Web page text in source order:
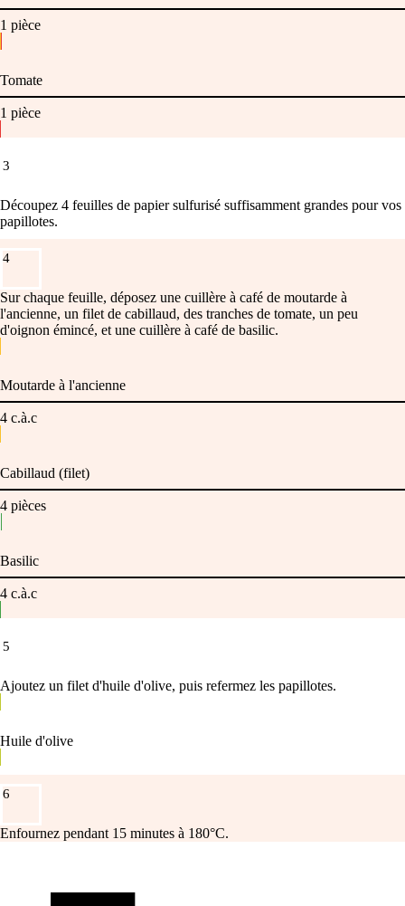
1 pièce
Tomate
1 pièce
3
Découpez 4 feuilles de papier sulfurisé suffisamment grandes pour vos
papillotes.
4
Sur chaque feuille, déposez une cuillère à café de moutarde à
l'ancienne, un filet de cabillaud, des tranches de tomate, un peu
d'oignon émincé, et une cuillère à café de basilic.
Moutarde à l'ancienne
4 c.à.c
Cabillaud (filet)
4 pièces
Basilic
4 c.à.c
5
Ajoutez un filet d'huile d'olive, puis refermez les papillotes.
Huile d'olive
6
Enfournez pendant 15 minutes à 180°C.